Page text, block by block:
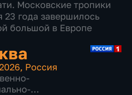
Московские тропики
23 года завершилось
большой в Европе
, Россия